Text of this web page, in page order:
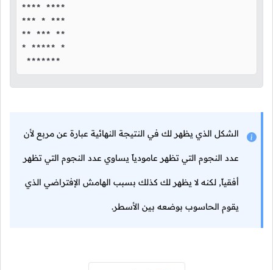
**** ****
*** * ***
** *** **
* ***** *
*******
الشكل الذي يظهر لك في النتيجة النهائية عبارة عن مربع لأن
عدد النجوم التي تظهر عامودياً يساوي عدد النجوم التي تظهر
أفقياً, لكنه لا يظهر لك كذلك بسبب الهامش الإفتراضي الذي
يقوم الحاسوب بوضعه بين الأسطر.